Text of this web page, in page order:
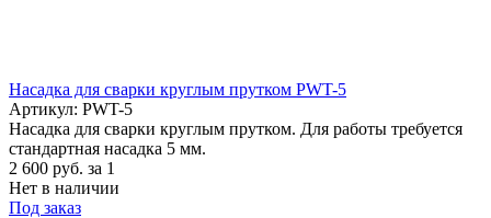
Насадка для сварки круглым прутком PWT-5
Артикул: PWT-5
Насадка для сварки круглым прутком. Для работы требуется
стандартная насадка 5 мм.
2 600 руб. за 1
Нет в наличии
Под заказ